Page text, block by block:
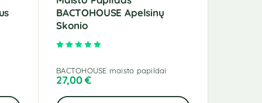
BACTOHOUSE Apelsinų
Skonio
BACTOHOUSE maisto papildai
27,00€